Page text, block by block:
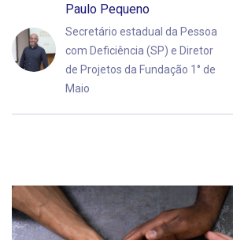
Paulo Pequeno
Secretário estadual da Pessoa
com Deficiência (SP) e Diretor
de Projetos da Fundação 1° de
Maio